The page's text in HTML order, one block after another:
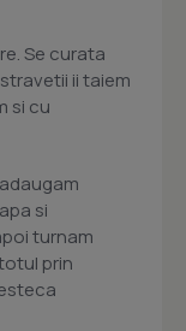
Se curata
ii taiem
si cu
si
turnam
prin